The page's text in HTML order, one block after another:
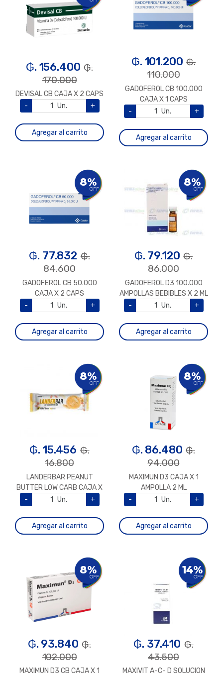
₲. 156.400 ₲.
170.000
DEVISAL CB CAJA X 2 CAPS
-
Un. +
Agregar al carrito
₲. 101.200 ₲.
110.000
GADOFEROL CB 100.000
CAJA X 1 CAPS
-
Un. +
Agregar al carrito
8%
OFF
₲. 77.832 ₲.
84.600
GADOFEROL CB 50.000
CAJA X 2 CAPS
-
Un. +
Agregar al carrito
8%
OFF
₲. 79.120 ₲.
86.000
GADOFEROL D3 100.000
AMPOLLAS BEBIBLES X 2 ML
-
Un. +
Agregar al carrito
8%
OFF
₲. 15.456 ₲.
16.800
LANDERBAR PEANUT
BUTTER LOW CARB CAJA X
20 UNIDADES
- Un. +
Agregar al carrito
8%
OFF
₲. 86.480 ₲.
94.000
MAXIMUN D3 CAJA X 1
AMPOLLA 2 ML
-
Un. +
Agregar al carrito
8%
OFF
₲. 93.840 ₲.
102.000
MAXIMUN D3 CB CAJA X 1
14%
OFF
₲. 37.410 ₲.
43.500
MAXIVIT A-C- D SOLUCION